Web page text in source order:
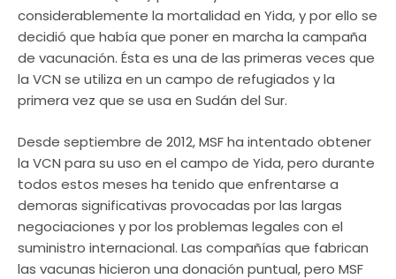
considerablemente la mortalidad en Yida, y por ello se
decidió que había que poner en marcha la campaña
de vacunación. Ésta es una de las primeras veces que
la VCN se utiliza en un campo de refugiados y la
primera vez que se usa en Sudán del Sur.
Desde septiembre de 2012, MSF ha intentado obtener
la VCN para su uso en el campo de Yida, pero durante
todos estos meses ha tenido que enfrentarse a
demoras significativas provocadas por las largas
negociaciones y por los problemas legales con el
suministro internacional. Las compañías que fabrican
las vacunas hicieron una donación puntual, pero MSF